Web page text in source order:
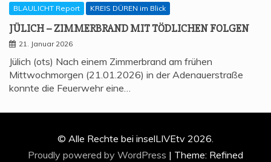
BLAULICHT Report KREIS DÜREN im Blick
JÜLICH – ZIM­MER­BRAND MIT TÖD­LI­CHEN FOLGEN
21. Januar 2026
Jülich (ots) Nach einem Zimmerbrand am frühen
Mittwochmorgen (21.01.2026) in der Adenauerstraße
konnte die Feuerwehr eine…
© Alle Rechte bei inselLIVEtv 2026.
Proudly powered by WordPress | Theme: Refined